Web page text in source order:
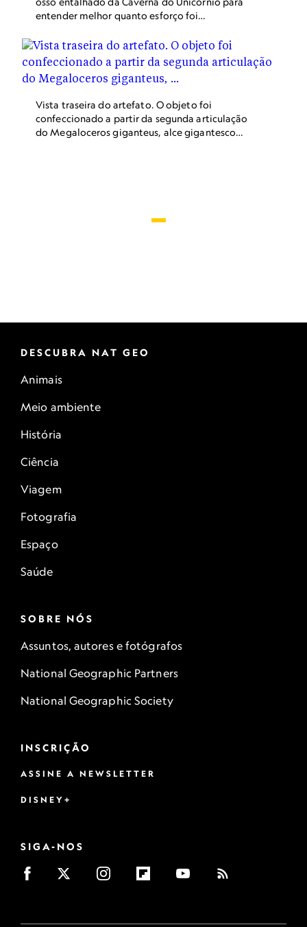
durante o processo. “Foi empregado um longo
processo e muito raciocínio para produzir esse
entender melhor quanto esforço foi
réplicas de lâminas de sílex e ossos de boi,
Hermann logo percebeu que o osso precisava
ser fervido e seco diversas vezes para permitir
que fossem deixados cortes a profundidades e
Caverna do Unicórnio. “Ossos cozidos
funcionaram perfeitamente”, revela Hermann.
“Quanto mais cozido, mais fácil é entalhá-lo.”
Vista traseira do artefato. O objeto foi
confeccionado a partir da segunda articulação
do Megaloceros giganteus, alce gigantesco
DESCUBRA NAT GEO
Animais
Meio ambiente
História
Ciência
Viagem
Fotografia
Espaço
Saúde
SOBRE NÓS
Assuntos, autores e fotógrafos
National Geographic Partners
National Geographic Society
INSCRIÇÃO
ASSINE A NEWSLETTER
DISNEY+
SIGA-NOS